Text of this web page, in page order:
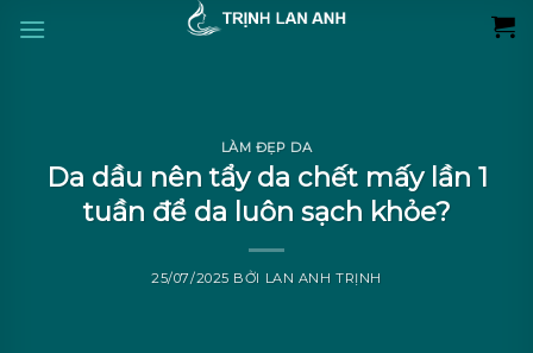
LÀM ĐẸP DA
Da dầu nên tẩy da chết mấy lần 1
tuần để da luôn sạch khỏe?
25/07/2025 BỞI LAN ANH TRỊNH